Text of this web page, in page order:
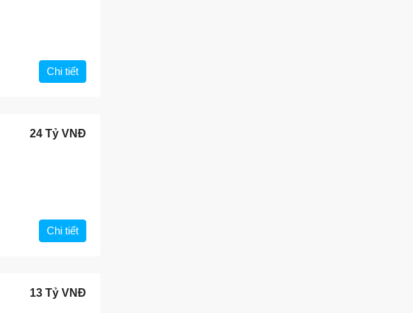
Chi tiết
24 Tỷ VNĐ
Chi tiết
13 Tỷ VNĐ